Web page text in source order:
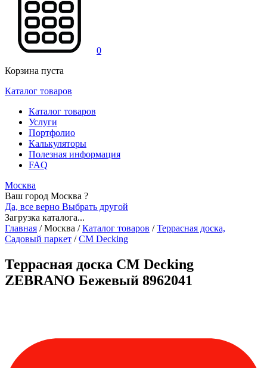
0
Корзина пуста
Каталог товаров
Каталог товаров
Услуги
Портфолио
Калькуляторы
Полезная информация
FAQ
Москва
Ваш город Москва ?
Да, все верно Выбрать другой
Загрузка каталога...
Главная /Москва / Каталог товаров / Террасная доска,
Садовый паркет / CM Decking
Террасная доска CM Decking
ZEBRANO Бежевый 8962041